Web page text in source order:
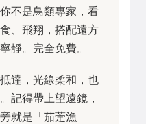
不是鳥類專家，看
、飛翔，搭配遠方
靜。完全免費。
達，光線柔和，也
記得帶上望遠鏡，
就是「茄萣漁